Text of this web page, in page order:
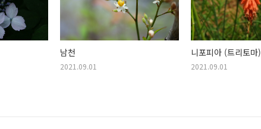
남천
2021.09.01
니포피아 (트리토마)
2021.09.01